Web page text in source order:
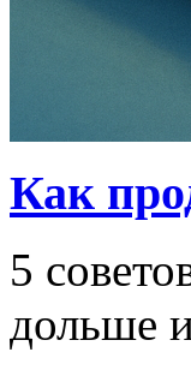
Как
5
дольше